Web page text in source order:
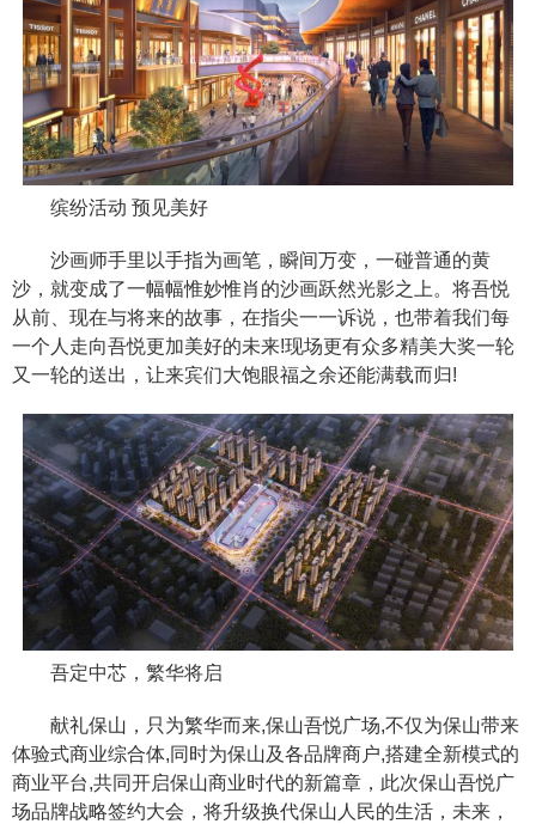
缤纷活动 预见美好
沙画师手里以手指为画笔，瞬间万变，一碰普通的黄
沙，就变成了一幅幅惟妙惟肖的沙画跃然光影之上。将吾悦
从前、现在与将来的故事，在指尖一一诉说，也带着我们每
一个人走向吾悦更加美好的未来!现场更有众多精美大奖一轮
又一轮的送出，让来宾们大饱眼福之余还能满载而归!
吾定中芯，繁华将启
献礼保山，只为繁华而来,保山吾悦广场,不仅为保山带来
体验式商业综合体,同时为保山及各品牌商户,搭建全新模式的
商业平台,共同开启保山商业时代的新篇章，此次保山吾悦广
场品牌战略签约大会，将升级换代保山人民的生活，未来，